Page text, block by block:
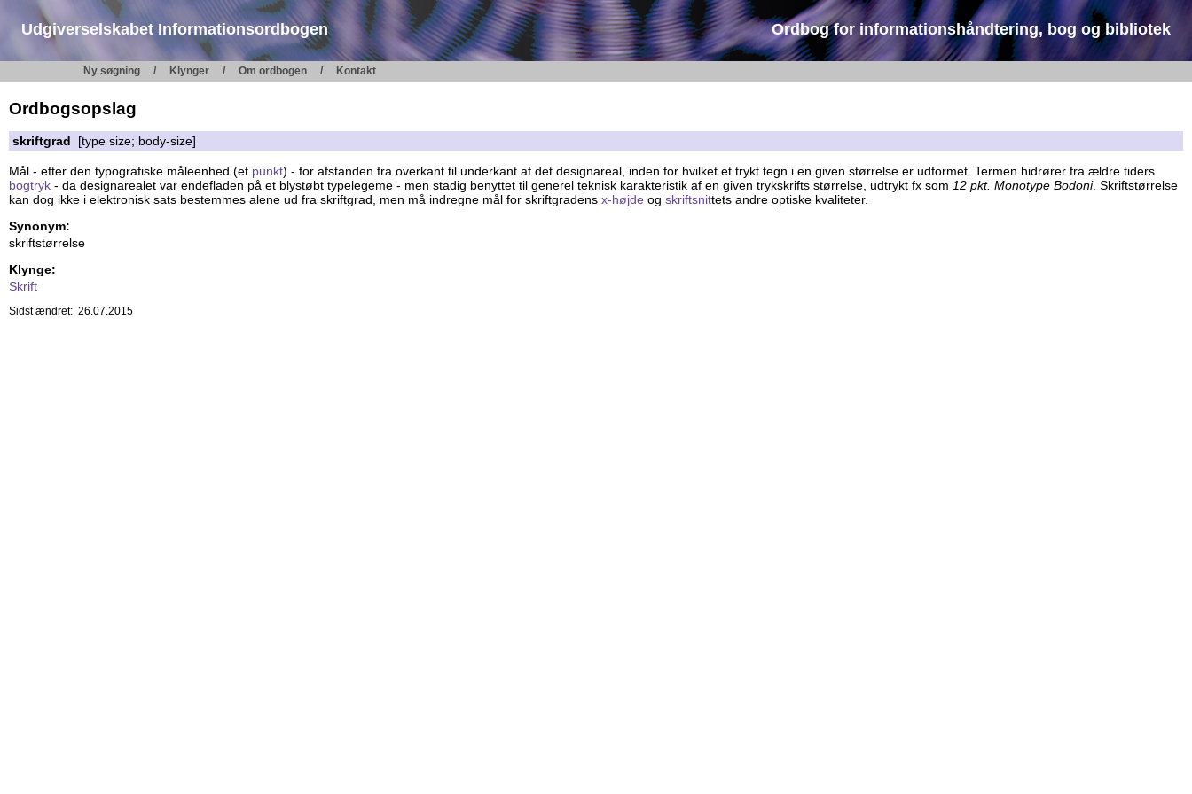
Udgiverselskabet Informationsordbogen Ordbog for informationshåndtering, bog og bibliotek
Ny søgning Klynger Om ordbogen Kontakt
Ordbogsopslag
skriftgrad [type size; body-size]
Mål - efter den typografiske måleenhed (et punkt) - for afstanden fra overkant til underkant af det designareal, inden for hvilket et trykt tegn i en given størrelse er udformet. Termen hidrører fra ældre tiders
bogtryk - da designarealet var endefladen på et blystøbt typelegeme - men stadig benyttet til generel teknisk karakteristik af en given trykskrifts størrelse, udtrykt fx som 12 pkt. Monotype Bodoni. Skriftstørrelse
kan dog ikke i elektronisk sats bestemmes alene ud fra skriftgrad, men må indregne mål for skriftgradens x-højde og skriftsnittets andre optiske kvaliteter.
Synonym:
skriftstørrelse
Klynge:
Skrift
Sidst ændret: 26.07.2015